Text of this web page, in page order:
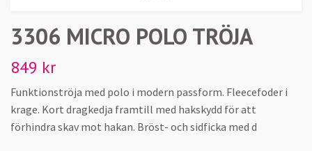
3306 MICRO POLO TRÖJA
849 kr
Funktionströja med polo i modern passform. Fleecefoder i
krage. Kort dragkedja framtill med hakskydd för att
förhindra skav mot hakan. Bröst- och sidficka med d